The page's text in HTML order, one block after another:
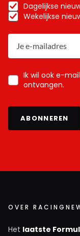
Dagelijkse
Wekelijkse
Ik wil ook e-
ontvangen.
ABONNEREN
OVER
Het laatste